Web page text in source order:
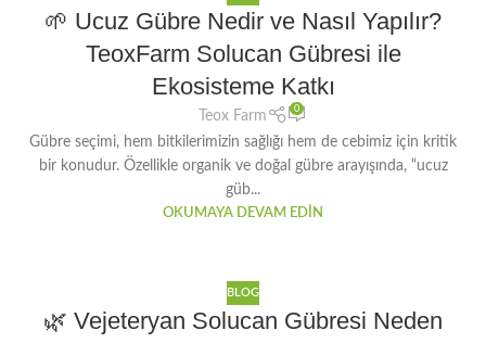
🌱 Ucuz Gübre Nedir ve Nasıl Yapılır?
TeoxFarm Solucan Gübresi ile
Ekosisteme Katkı
Teox Farm
0
Gübre seçimi, hem bitkilerimizin sağlığı hem de cebimiz için kritik
bir konudur. Özellikle organik ve doğal gübre arayışında, “ucuz
güb...
OKUMAYA DEVAM EDIN
BLOG
🌿 Vejeteryan Solucan Gübresi Neden